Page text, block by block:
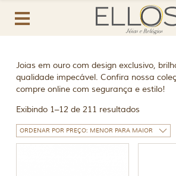
Joias em ouro com design exclusivo,
qualidade impecável. Confira nossa
compre online com segurança e estilo!
Exibindo 1–12 de 211 resultados